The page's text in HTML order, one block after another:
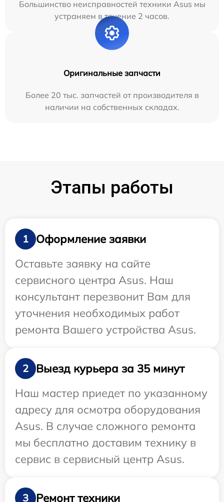
Большинство неисправностей техники Asus мы
устраняем в течение 2 часов.
Оригинальные запчасти
Более 20 тыс. запчастей от производителя в
наличии на собственных складах.
Этапы работы
1
Оформление заявки
Оставьте заявку на сайте
сервисного центра Asus. Наш
консультант перезвонит Вам для
уточнения необходимых работ
ремонта Вашего устройства Asus.
2
Выезд курьера за 35 минут
Наш мастер приедет по указанному
адресу для осмотра оборудования
Asus. В случае сложного ремонта
мы бесплатно доставим технику в
сервис в сервисный центр Asus.
3 Ремонт техники